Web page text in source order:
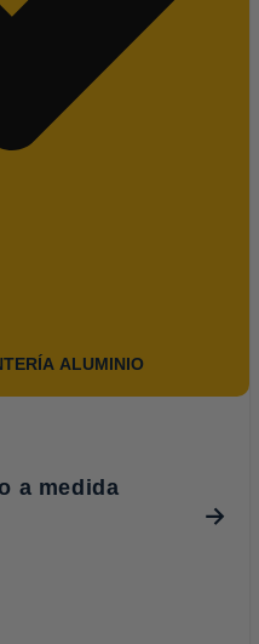
ALUMINIO
a medida